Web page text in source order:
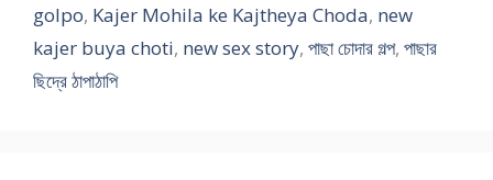
golpo, Kajer Mohila ke Kajtheya Choda, new
kajer buya choti, new sex story, পাছা চোদার গল্প, পাছার
ছিদ্রে ঠাপাঠাপি